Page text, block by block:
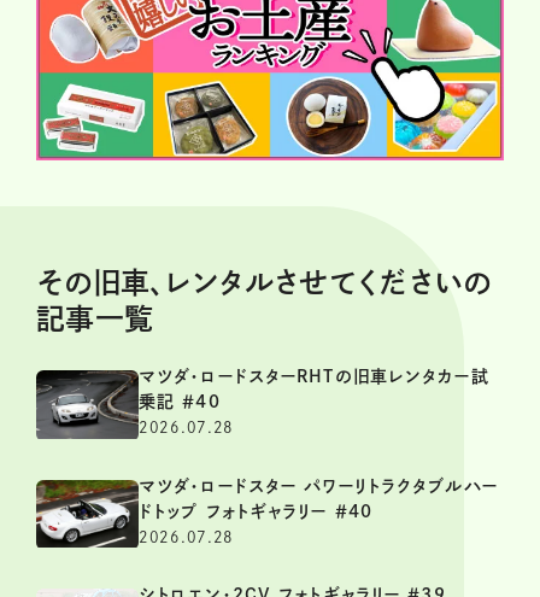
その旧車、レンタルさせてくださいの
記事一覧
マツダ・ロードスターRHTの旧車レンタカー試
乗記 ＃40
2026.07.28
マツダ・ロードスター パワーリトラクタブルハー
ドトップ フォトギャラリー ＃40
2026.07.28